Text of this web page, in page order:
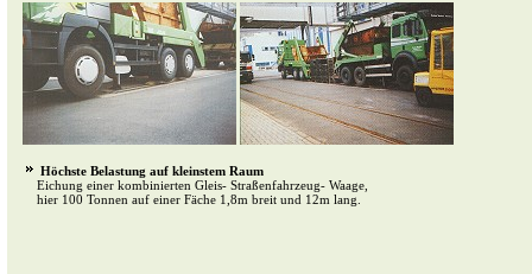
Höchste Belastung auf kleinstem Raum
Eichung einer kombinierten Gleis- Straßenfahrzeug- Waage,
hier 100 Tonnen auf einer Fäche 1,8m breit und 12m lang.